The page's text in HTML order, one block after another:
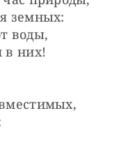
земных:
воды,
в них!